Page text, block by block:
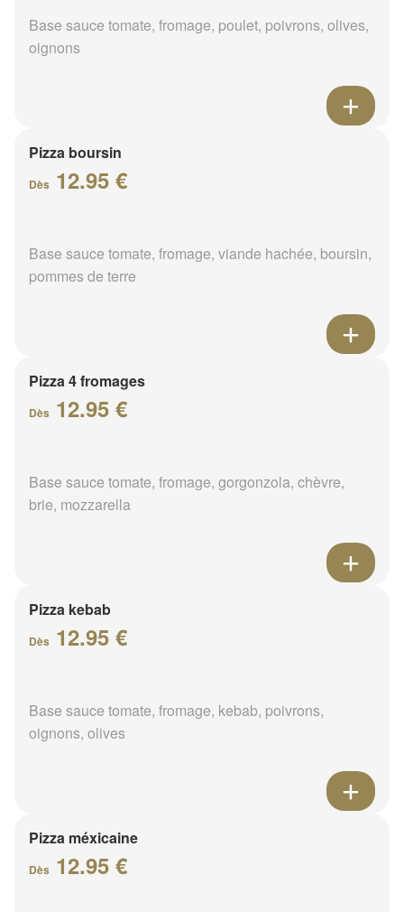
Base sauce tomate, fromage, poulet, poivrons, olives,
oignons
Pizza boursin
Dès 12.95 €
Base sauce tomate, fromage, viande hachée, boursin,
pommes de terre
Pizza 4 fromages
Dès 12.95 €
Base sauce tomate, fromage, gorgonzola, chèvre,
brie, mozzarella
Pizza kebab
Dès 12.95 €
Base sauce tomate, fromage, kebab, poivrons,
oignons, olives
Pizza méxicaine
Dès 12.95 €